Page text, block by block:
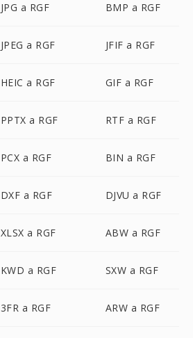
JPG a RGF BMP a RGF
JPEG a RGF JFIF a RGF
HEIC a RGF GIF a RGF
PPTX a RGF RTF a RGF
PCX a RGF BIN a RGF
DXF a RGF DJVU a RGF
XLSX a RGF ABW a RGF
KWD a RGF SXW a RGF
3FR a RGF ARW a RGF